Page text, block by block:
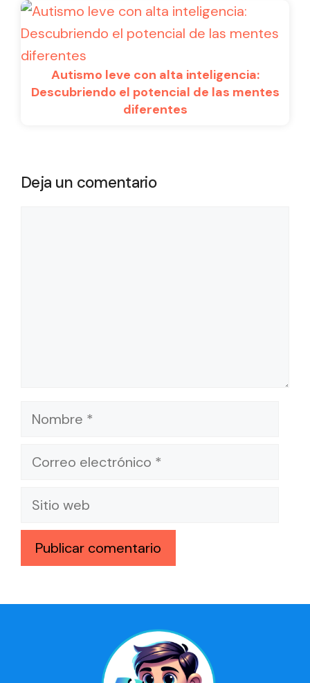
Autismo leve con alta inteligencia:
Descubriendo el potencial de las mentes
diferentes
Deja un comentario
Nombre
Correo
Sitio